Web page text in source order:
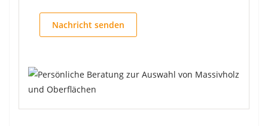
Nachricht senden